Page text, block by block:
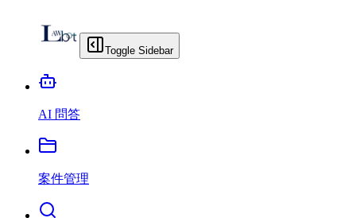
Toggle Sidebar
AI 問答
案件管理